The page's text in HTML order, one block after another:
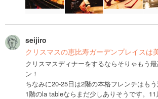
seijiro
クリスマスの恵比寿ガーデンプレイスは
クリスマスディナーをするならそりゃもう
ン！
ちなみに20-25日は2階の本格フレンチはもう
1階のla tableならまだ少しありそうです。